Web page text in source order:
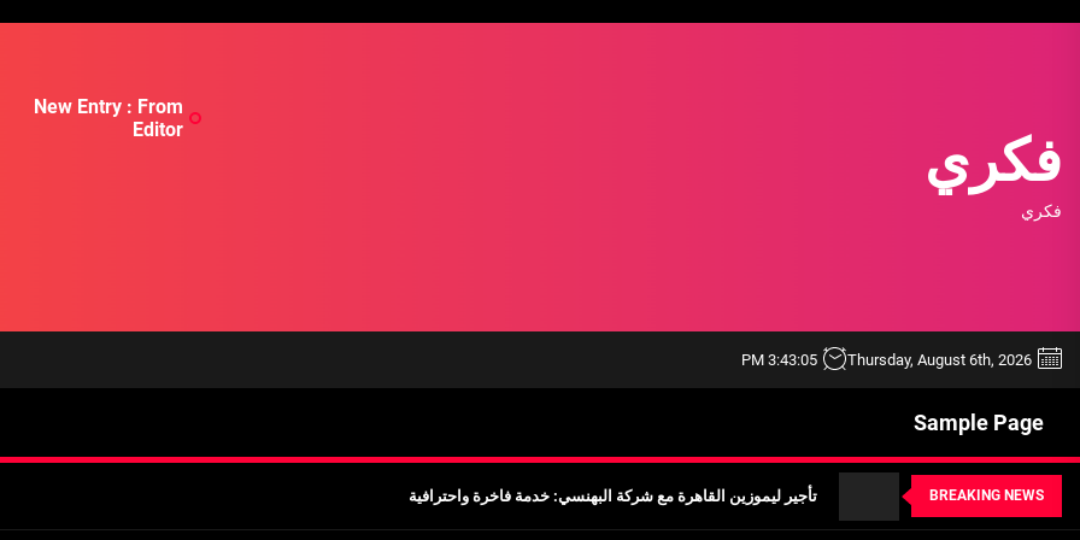
فكري
فكري
New Entry : From
Editor
Thursday, August 6th, 2026
3:43:07 PM
Sample Page
BREAKING NEWS أهمية معرفة أسعار ليموزين مطار برج العرب قبل السفر